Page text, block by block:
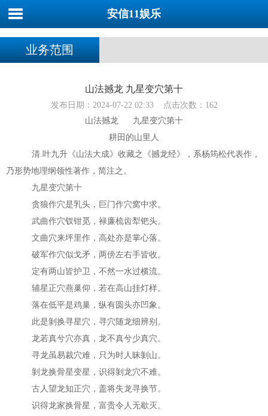
安信11娱乐
业务范围
山法撼龙 九星变穴第十
发布日期：2024-07-22 02:33 点击次数：162
山法撼龙 九星变穴第十
耕田的山里人
清.叶九升《山法大成》收藏之《撼龙经》，系杨筠松代表作，
乃形势地理纲领性著作，简注之。
九星变穴第十
贪狼作穴是乳头，巨门作穴窝中求。
武曲作穴钗钳觅，禄廉梳齿犁钯头。
文曲穴来坪里作，高处亦是掌心落。
破军作穴似戈矛，两傍左右手皆收。
定有两山皆护卫，不然一水过横流。
辅星正穴燕巢仰，若在高山挂灯样。
落在低平是鸡巢，纵有圆头亦凹象。
此是剝换寻星穴，寻穴随龙细辨别。
龙若真兮穴亦真，龙不真兮少真穴。
寻龙虽易裁穴难，只为时人昧剝山。
剝龙换骨星变星，识得剝龙穴不难。
古人望龙知正穴，盖将失龙寻换节。
识得龙家换骨星，富贵令人无歇灭。